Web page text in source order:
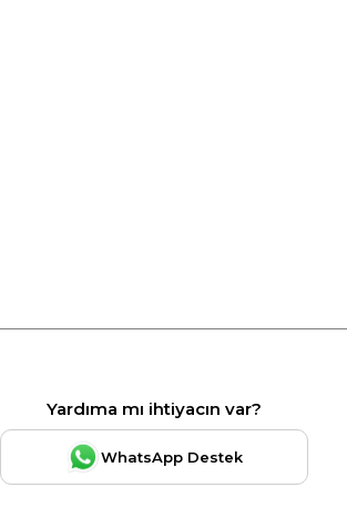
Yardıma mı ihtiyacın var?
WhatsApp Destek